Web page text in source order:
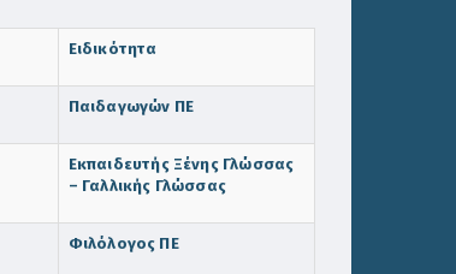
Ειδικότητα
Παιδαγωγών ΠΕ
Εκπαιδευτής Ξένης Γλώσσας
– Γαλλικής Γλώσσας
Φιλόλογος ΠΕ